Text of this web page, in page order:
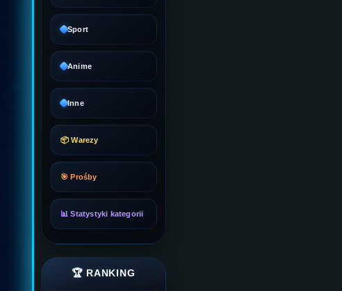
Sport
Anime
Inne
📦 Warezy
🎯 Prośby
📊 Statystyki kategorii
🏆 RANKING